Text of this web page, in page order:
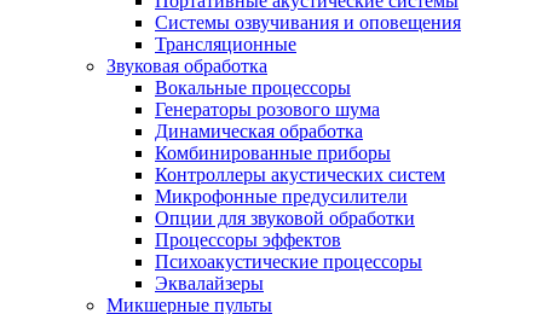
Системы озвучивания и оповещения
Трансляционные
Звуковая обработка
Вокальные процессоры
Генераторы розового шума
Динамическая обработка
Комбинированные приборы
Контроллеры акустических систем
Микрофонные предусилители
Опции для звуковой обработки
Процессоры эффектов
Психоакустические процессоры
Эквалайзеры
Микшерные пульты